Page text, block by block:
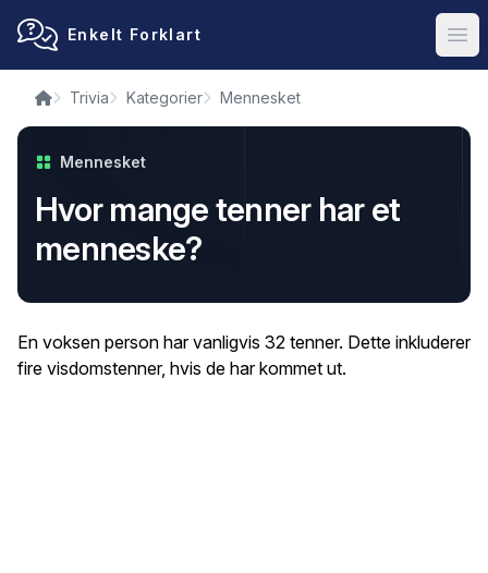
Enkelt Forklart
Trivia Kategorier Mennesket
Mennesket
Hvor mange tenner har et
menneske?
En voksen person har vanligvis 32 tenner. Dette inkluderer
fire visdomstenner, hvis de har kommet ut.